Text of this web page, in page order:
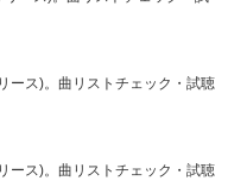
ース)。曲リストチェック・試聴
ース)。曲リストチェック・試聴